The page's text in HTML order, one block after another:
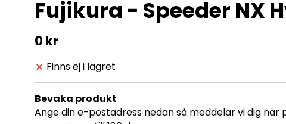
Fujikura - Speeder NX
0 kr
Finns ej i lagret
Bevaka produkt
Ange din e-postadress nedan så meddelar vi dig